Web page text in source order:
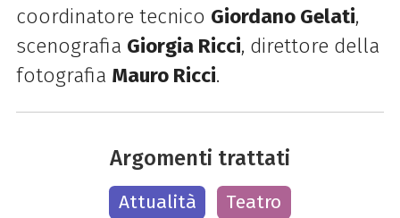
coordinatore tecnico Giordano Gelati,
scenografia Giorgia Ricci, direttore della
fotografia Mauro Ricci.
Argomenti trattati
Attualità Teatro